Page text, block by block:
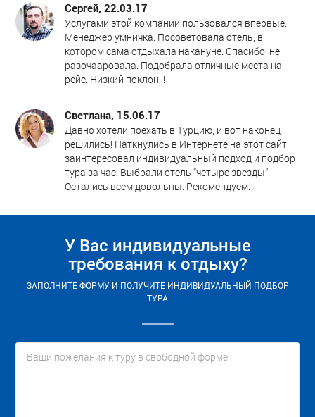
Сергей, 22.03.17
Услугами этой компании пользовался впервые.
Менеджер умничка. Посоветовала отель, в
котором сама отдыхала накануне. Спасибо, не
разочааровала. Подобрала отличные места на
рейс. Низкий поклон!!!
Светлана, 15.06.17
Давно хотели поехать в Турцию, и вот наконец
решились! Наткнулись в Интернете на этот сайт,
заинтересовал индивидуальный подход и подбор
тура за час. Выбрали отель “четыре звезды”.
Остались всем довольны. Рекомендуем.
У Вас индивидуальные
требования к отдыху?
ЗАПОЛНИТЕ ФОРМУ И ПОЛУЧИТЕ ИНДИВИДУАЛЬНЫЙ ПОДБОР
ТУРА